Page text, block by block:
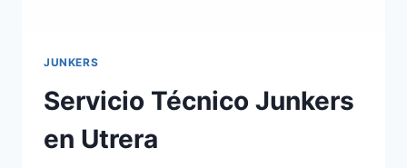
JUNKERS
Servicio Técnico Junkers
en Utrera